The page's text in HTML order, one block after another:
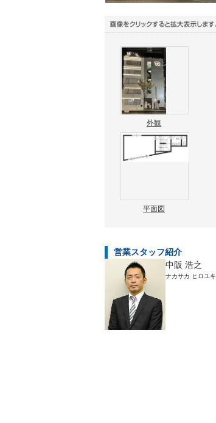
外観
平面図
営業スタッフ紹介
中阪 浩之
ナカサカ ヒロユキ